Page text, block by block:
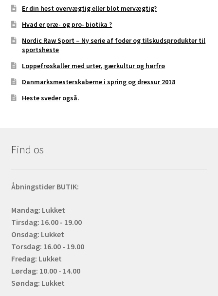
Er din hest overvægtig eller blot mervægtig?
Hvad er præ- og pro- biotika ?
Nordic Raw Sport – Ny serie af foder og tilskudsprodukter til
sportsheste
Loppefrøskaller med urter, gærkultur og hørfrø
Danmarksmesterskaberne i spring og dressur 2018
Heste sveder også.
Find os
Åbningstider BUTIK:
Mandag: Lukket
Tirsdag: 16.00 - 19.00
Onsdag: Lukket
Torsdag: 16.00 - 19.00
Fredag: Lukket
Lørdag: 10.00 - 14.00
Søndag: Lukket